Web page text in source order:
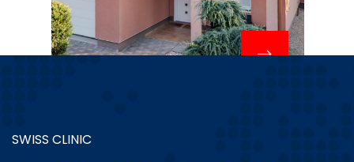
SWISS CLINIC